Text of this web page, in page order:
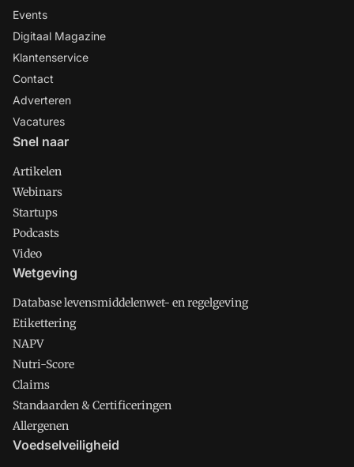
Events
Digitaal Magazine
Klantenservice
Contact
Adverteren
Vacatures
Snel naar
Artikelen
Webinars
Startups
Podcasts
Video
Wetgeving
Database levensmiddelenwet- en regelgeving
Etikettering
NAPV
Nutri-Score
Claims
Standaarden & Certificeringen
Allergenen
Voedselveiligheid